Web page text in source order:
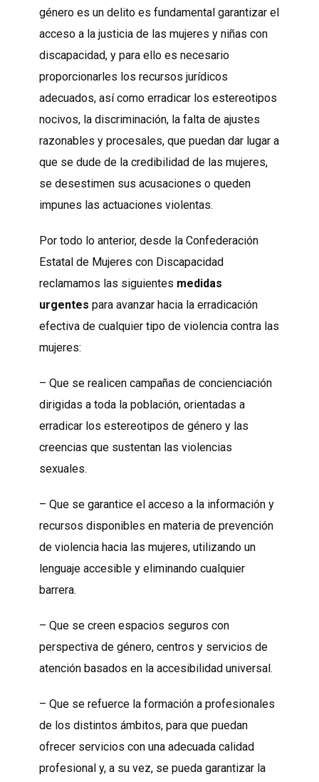
género es un delito es fundamental garantizar el
acceso a la justicia de las mujeres y niñas con
discapacidad, y para ello es necesario
proporcionarles los recursos jurídicos
adecuados, así como erradicar los estereotipos
nocivos, la discriminación, la falta de ajustes
razonables y procesales, que puedan dar lugar a
que se dude de la credibilidad de las mujeres,
se desestimen sus acusaciones o queden
impunes las actuaciones violentas.
Por todo lo anterior, desde la Confederación
Estatal de Mujeres con Discapacidad
reclamamos las siguientes medidas
urgentes para avanzar hacia la erradicación
efectiva de cualquier tipo de violencia contra las
mujeres:
– Que se realicen campañas de concienciación
dirigidas a toda la población, orientadas a
erradicar los estereotipos de género y las
creencias que sustentan las violencias
sexuales.
– Que se garantice el acceso a la información y
recursos disponibles en materia de prevención
de violencia hacia las mujeres, utilizando un
lenguaje accesible y eliminando cualquier
barrera.
– Que se creen espacios seguros con
perspectiva de género, centros y servicios de
atención basados en la accesibilidad universal.
– Que se refuerce la formación a profesionales
de los distintos ámbitos, para que puedan
ofrecer servicios con una adecuada calidad
profesional y, a su vez, se pueda garantizar la